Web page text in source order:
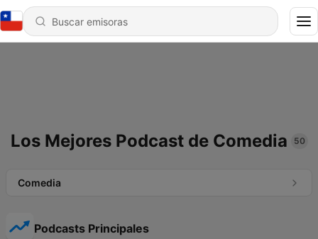
Los Mejores Podcast de Comedia 50
Comedia
Podcasts Principales